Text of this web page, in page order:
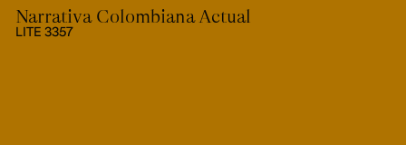
Narrativa Colombiana Actual
LITE 3357